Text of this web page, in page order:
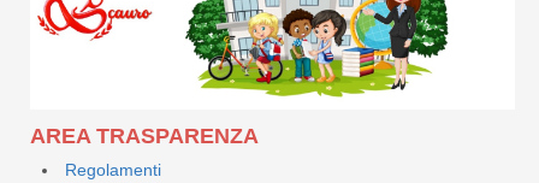
AREA TRASPARENZA
Regolamenti